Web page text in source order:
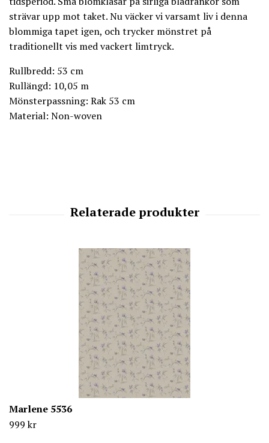
strävar upp mot taket. Nu väcker vi varsamt liv i denna
blommiga tapet igen, och trycker mönstret på
traditionellt vis med vackert limtryck.
Rullbredd: 53 cm
Rullängd: 10,05 m
Mönsterpassning: Rak 53 cm
Material: Non-woven
Marlene 5536
999 kr